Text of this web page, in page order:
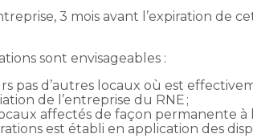
3 mois avant l’expiration
sont envisageables :
pas d’autres locaux où est
de l’entreprise du RNE ;
affectés de façon permanente
est établi en application des